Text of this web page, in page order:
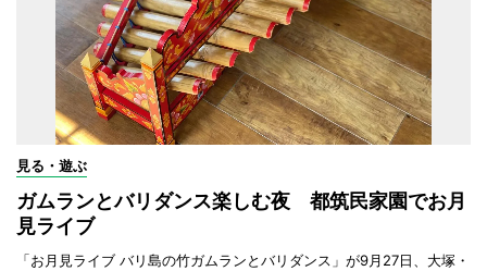
見る・遊ぶ
ガムランとバリダンス楽しむ夜 都筑民家園でお月
見ライブ
「お月見ライブ バリ島の竹ガムランとバリダンス」が9月27日、大塚・